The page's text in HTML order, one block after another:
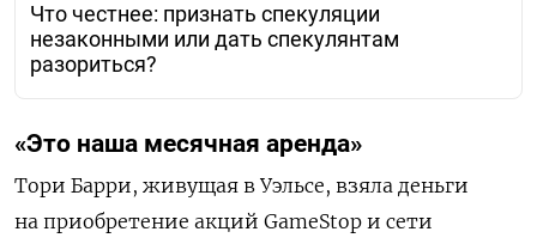
Что честнее: признать спекуляции
незаконными или дать спекулянтам
разориться?
«Это наша месячная аренда»
Тори Барри, живущая в Уэльсе, взяла деньги
на приобретение акций GameStop и сети